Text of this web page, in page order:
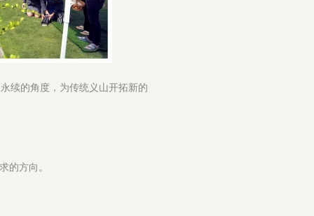
续的角度，为传统义山开拓新的
的方向。